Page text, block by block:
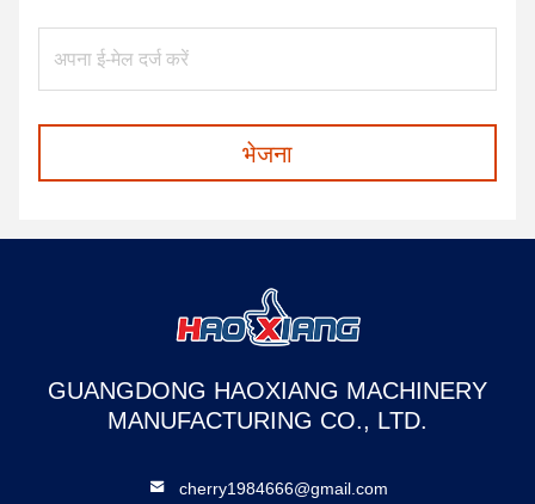
भेजना
GUANGDONG HAOXIANG MACHINERY
MANUFACTURING CO., LTD.
cherry1984666@gmail.com